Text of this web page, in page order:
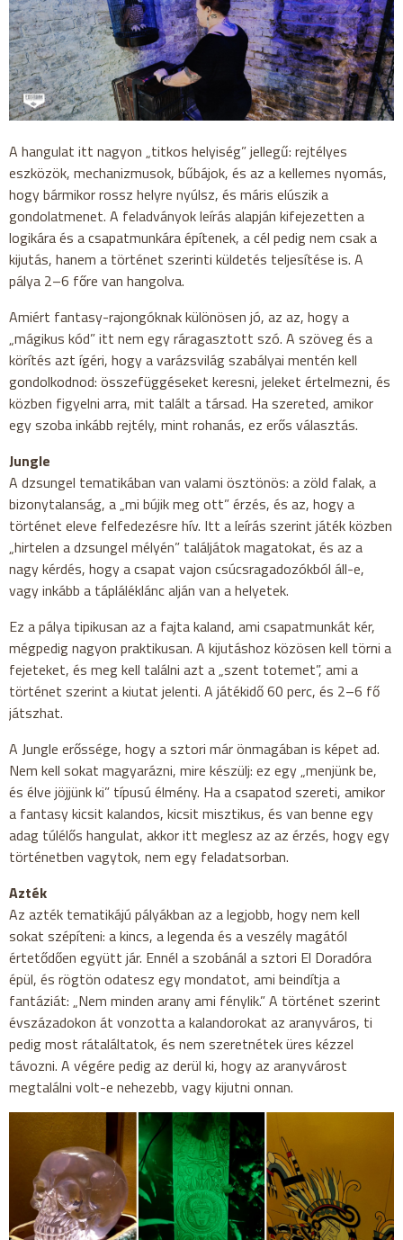
A hangulat itt nagyon „titkos helyiség” jellegű: rejtélyes
eszközök, mechanizmusok, bűbájok, és az a kellemes nyomás,
hogy bármikor rossz helyre nyúlsz, és máris elúszik a
gondolatmenet. A feladványok leírás alapján kifejezetten a
logikára és a csapatmunkára építenek, a cél pedig nem csak a
kijutás, hanem a történet szerinti küldetés teljesítése is. A
pálya 2–6 főre van hangolva.
Amiért fantasy-rajongóknak különösen jó, az az, hogy a
„mágikus kód” itt nem egy ráragasztott szó. A szöveg és a
körítés azt ígéri, hogy a varázsvilág szabályai mentén kell
gondolkodnod: összefüggéseket keresni, jeleket értelmezni, és
közben figyelni arra, mit talált a társad. Ha szereted, amikor
egy szoba inkább rejtély, mint rohanás, ez erős választás.
Jungle
A dzsungel tematikában van valami ösztönös: a zöld falak, a
bizonytalanság, a „mi bújik meg ott” érzés, és az, hogy a
történet eleve felfedezésre hív. Itt a leírás szerint játék közben
„hirtelen a dzsungel mélyén” találjátok magatokat, és az a
nagy kérdés, hogy a csapat vajon csúcsragadozókból áll-e,
vagy inkább a tápláléklánc alján van a helyetek.
Ez a pálya tipikusan az a fajta kaland, ami csapatmunkát kér,
mégpedig nagyon praktikusan. A kijutáshoz közösen kell törni a
fejeteket, és meg kell találni azt a „szent totemet”, ami a
történet szerint a kiutat jelenti. A játékidő 60 perc, és 2–6 fő
játszhat.
A Jungle erőssége, hogy a sztori már önmagában is képet ad.
Nem kell sokat magyarázni, mire készülj: ez egy „menjünk be,
és élve jöjjünk ki” típusú élmény. Ha a csapatod szereti, amikor
a fantasy kicsit kalandos, kicsit misztikus, és van benne egy
adag túlélős hangulat, akkor itt meglesz az az érzés, hogy egy
történetben vagytok, nem egy feladatsorban.
Azték
Az azték tematikájú pályákban az a legjobb, hogy nem kell
sokat szépíteni: a kincs, a legenda és a veszély magától
értetődően együtt jár. Ennél a szobánál a sztori El Doradóra
épül, és rögtön odatesz egy mondatot, ami beindítja a
fantáziát: „Nem minden arany ami fénylik.” A történet szerint
évszázadokon át vonzotta a kalandorokat az aranyváros, ti
pedig most rátaláltatok, és nem szeretnétek üres kézzel
távozni. A végére pedig az derül ki, hogy az aranyvárost
megtalálni volt-e nehezebb, vagy kijutni onnan.